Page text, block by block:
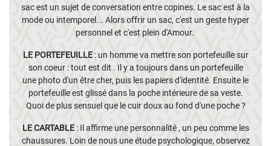
sac est un sujet de conversation entre copines. Le sac est à la
mode ou intemporel... Alors offrir un sac, c'est un geste hyper
personnel et c'est plein d'Amour.
LE PORTEFEUILLE: un homme va mettre son portefeuille sur
son coeur : tout est dit . Il y a toujours dans un portefeuille
une photo d'un être cher, puis les papiers d'identité. Ensuite le
portefeuille est glissé dans la poche intérieure de sa veste.
Quoi de plus sensuel que le cuir doux au fond d'une poche ?
LE CARTABLE: Il affirme une personnalité , un peu comme les
chaussures. Loin de nous une étude psychologique, observez